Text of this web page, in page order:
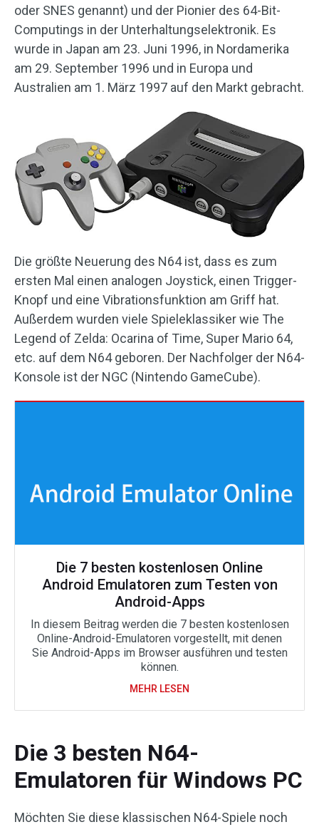
oder SNES genannt) und der Pionier des 64-Bit-
Computings in der Unterhaltungselektronik. Es
wurde in Japan am 23. Juni 1996, in Nordamerika
am 29. September 1996 und in Europa und
Australien am 1. März 1997 auf den Markt gebracht.
Die größte Neuerung des N64 ist, dass es zum
ersten Mal einen analogen Joystick, einen Trigger-
Knopf und eine Vibrationsfunktion am Griff hat.
Außerdem wurden viele Spieleklassiker wie The
Legend of Zelda: Ocarina of Time, Super Mario 64,
etc. auf dem N64 geboren. Der Nachfolger der N64-
Konsole ist der NGC (Nintendo GameCube).
Die 7 besten kostenlosen Online
Android Emulatoren zum Testen von
Android-Apps
In diesem Beitrag werden die 7 besten kostenlosen
Online-Android-Emulatoren vorgestellt, mit denen
Sie Android-Apps im Browser ausführen und testen
können.
MEHR LESEN
Die 3 besten N64-
Emulatoren für Windows PC
Möchten Sie diese klassischen N64-Spiele noch